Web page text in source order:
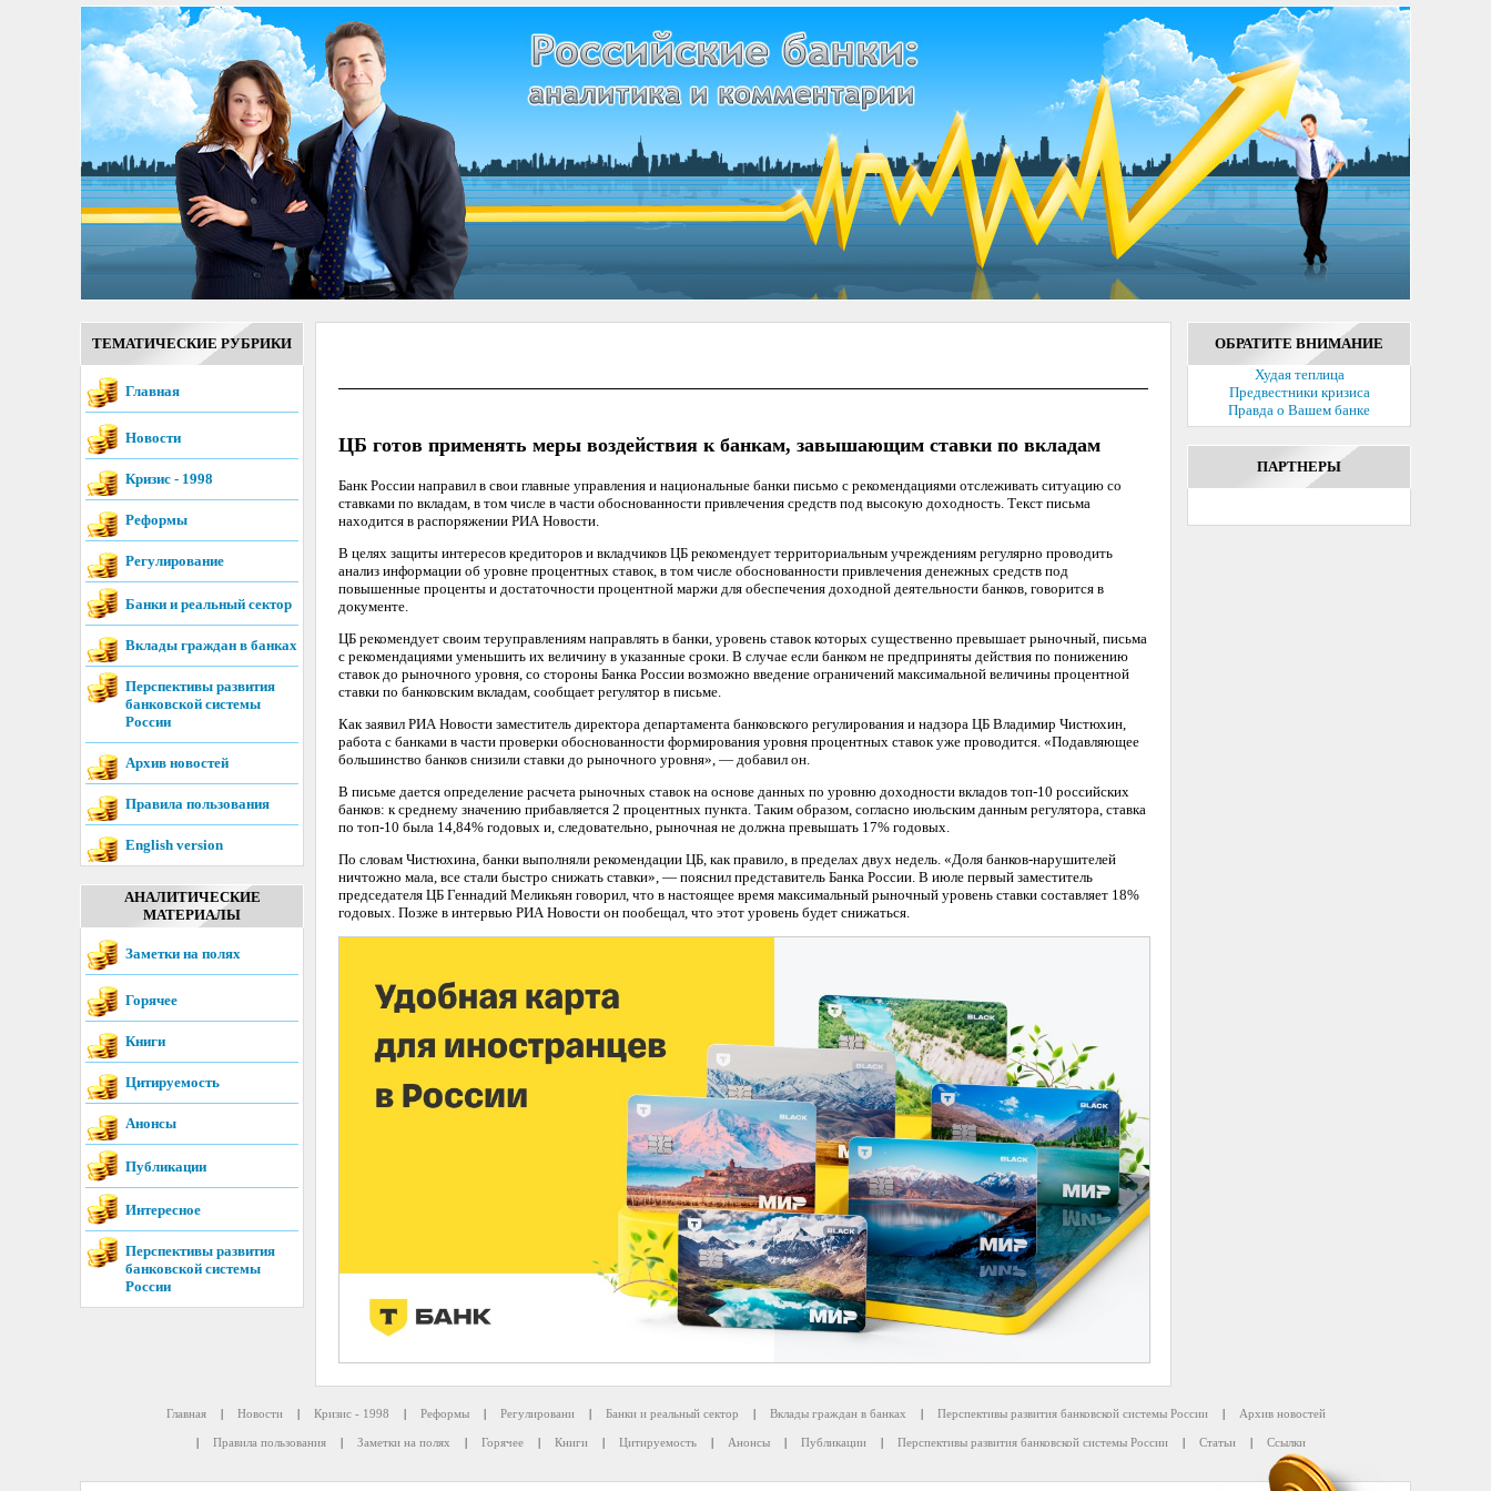
ТЕМАТИЧЕСКИЕ РУБРИКИ
Главная
Новости
Кризис - 1998
Реформы
Регулирование
Банки и реальный сектор
Вклады граждан в банках
Перспективы развития
банковской системы
России
Архив новостей
Правила пользования
English version
АНАЛИТИЧЕСКИЕ
МАТЕРИАЛЫ
Заметки на полях
Горячее
Книги
Цитируемость
Анонсы
Публикации
Интересное
Перспективы развития
банковской системы
России
ЦБ готов применять меры воздействия к банкам, завышающим ставки по вкладам
Банк России направил в свои главные управления и национальные банки письмо с рекомендациями отслеживать ситуацию со
ставками по вкладам, в том числе в части обоснованности привлечения средств под высокую доходность. Текст письма
находится в распоряжении РИА Новости.
В целях защиты интересов кредиторов и вкладчиков ЦБ рекомендует территориальным учреждениям регулярно проводить
анализ информации об уровне процентных ставок, в том числе обоснованности привлечения денежных средств под
повышенные проценты и достаточности процентной маржи для обеспечения доходной деятельности банков, говорится в
документе.
ЦБ рекомендует своим теруправлениям направлять в банки, уровень ставок которых существенно превышает рыночный, письма
с рекомендациями уменьшить их величину в указанные сроки. В случае если банком не предприняты действия по понижению
ставок до рыночного уровня, со стороны Банка России возможно введение ограничений максимальной величины процентной
ставки по банковским вкладам, сообщает регулятор в письме.
Как заявил РИА Новости заместитель директора департамента банковского регулирования и надзора ЦБ Владимир Чистюхин,
работа с банками в части проверки обоснованности формирования уровня процентных ставок уже проводится. «Подавляющее
большинство банков снизили ставки до рыночного уровня», — добавил он.
В письме дается определение расчета рыночных ставок на основе данных по уровню доходности вкладов топ-10 российских
банков: к среднему значению прибавляется 2 процентных пункта. Таким образом, согласно июльским данным регулятора, ставка
по топ-10 была 14,84% годовых и, следовательно, рыночная не должна превышать 17% годовых.
По словам Чистюхина, банки выполняли рекомендации ЦБ, как правило, в пределах двух недель. «Доля банков-нарушителей
ничтожно мала, все стали быстро снижать ставки», — пояснил представитель Банка России. В июле первый заместитель
председателя ЦБ Геннадий Меликьян говорил, что в настоящее время максимальный рыночный уровень ставки составляет 18%
годовых. Позже в интервью РИА Новости он пообещал, что этот уровень будет снижаться.
ОБРАТИТЕ ВНИМАНИЕ
Худая теплица
Предвестники кризиса
Правда о Вашем банке
ПАРТНЕРЫ
Главная | Новости | Кризис - 1998 | Реформы | Регулировани | Банки и реальный сектор | Вклады граждан в банках | Перспективы развития банковской системы России | Архив новостей
| Правила пользования | Заметки на полях | Горячее | Книги | Цитируемость | Анонсы | Публикации | Перспективы развития банковской системы России | Статьи | Ссылки